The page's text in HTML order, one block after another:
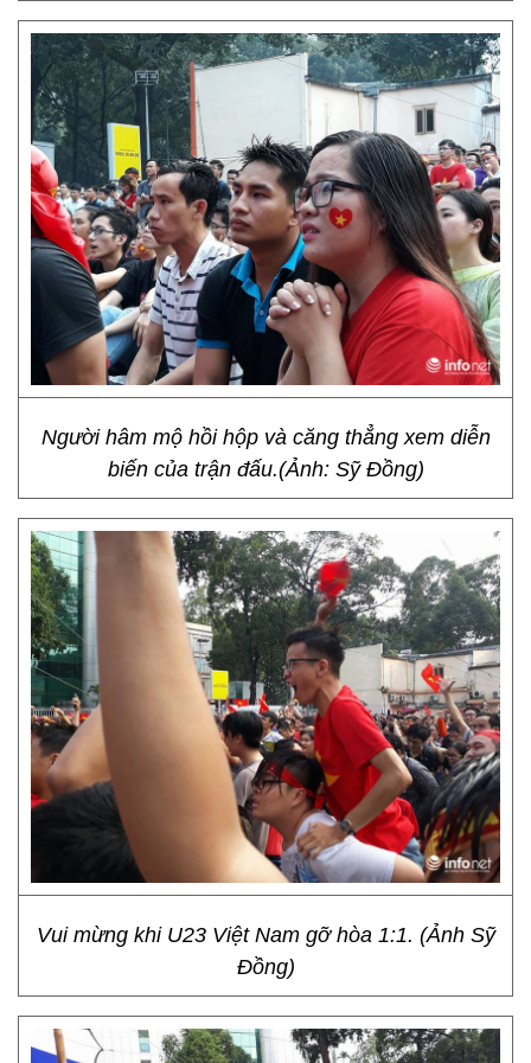
Người hâm mộ hồi hộp và căng thẳng xem diễn
biến của trận đấu.(Ảnh: Sỹ Đồng)
Vui mừng khi U23 Việt Nam gỡ hòa 1:1. (Ảnh Sỹ
Đồng)